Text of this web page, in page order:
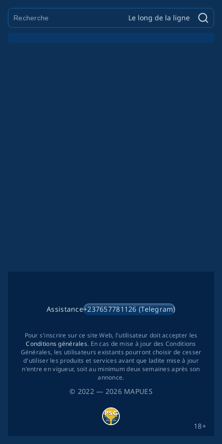
Le long de la ligne
© 2022— 2026 MAPUES
Assistance+237657781126 (Telegram)
18+
Pour s'inscrire sur ce site Web, l'utilisateur doit accepter les
Conditions générales. En cas de mise à jour des Conditions
Générales, les utilisateurs existants pourront choisir de cesser
d'utiliser les produits et services avant que ladite mise à jour
n'entre en vigueur, soit au minimum deux semaines après son
annonce.